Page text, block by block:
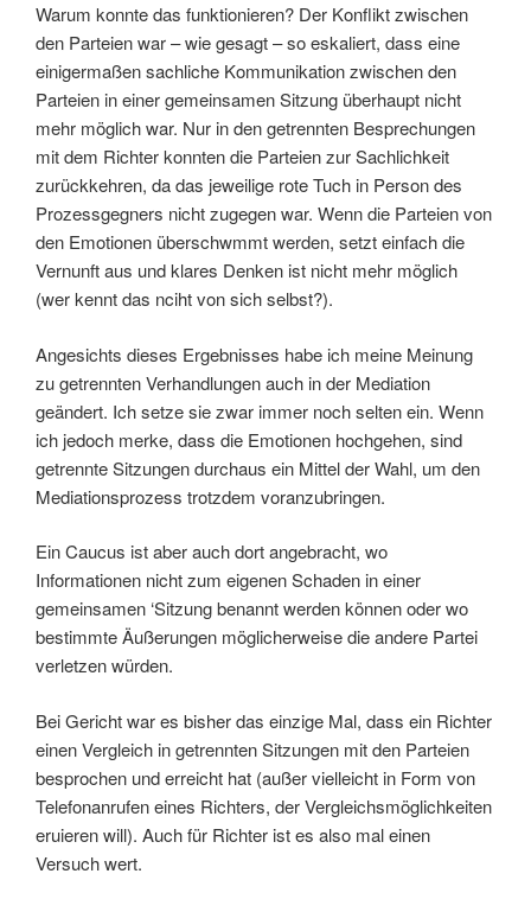
Warum konnte das funktionieren? Der Konflikt zwischen
den Parteien war – wie gesagt – so eskaliert, dass eine
einigermaßen sachliche Kommunikation zwischen den
Parteien in einer gemeinsamen Sitzung überhaupt nicht
mehr möglich war. Nur in den getrennten Besprechungen
mit dem Richter konnten die Parteien zur Sachlichkeit
zurückkehren, da das jeweilige rote Tuch in Person des
Prozessgegners nicht zugegen war. Wenn die Parteien von
den Emotionen überschwmmt werden, setzt einfach die
Vernunft aus und klares Denken ist nicht mehr möglich
(wer kennt das nciht von sich selbst?).
Angesichts dieses Ergebnisses habe ich meine Meinung
zu getrennten Verhandlungen auch in der Mediation
geändert. Ich setze sie zwar immer noch selten ein. Wenn
ich jedoch merke, dass die Emotionen hochgehen, sind
getrennte Sitzungen durchaus ein Mittel der Wahl, um den
Mediationsprozess trotzdem voranzubringen.
Ein Caucus ist aber auch dort angebracht, wo
Informationen nicht zum eigenen Schaden in einer
gemeinsamen ‘Sitzung benannt werden können oder wo
bestimmte Äußerungen möglicherweise die andere Partei
verletzen würden.
Bei Gericht war es bisher das einzige Mal, dass ein Richter
einen Vergleich in getrennten Sitzungen mit den Parteien
besprochen und erreicht hat (außer vielleicht in Form von
Telefonanrufen eines Richters, der Vergleichsmöglichkeiten
eruieren will). Auch für Richter ist es also mal einen
Versuch wert.